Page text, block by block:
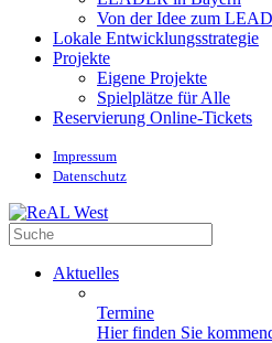
Von der Idee zum
Lokale Entwicklungsstrategie
Projekte
Eigene Projekte
Spielplätze für Alle
Reservierung Online-Tickets
Impressum
Datenschutz
Aktuelles
Termine
Hier finden Sie